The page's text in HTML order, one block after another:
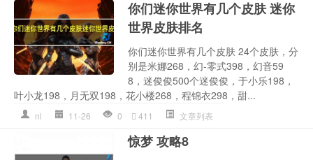
你们迷你世界有几个皮肤 迷你
世界皮肤排名
你们迷你世界有几个皮肤 24个皮肤，分
别是米娜268，幻-零式398，幻音59
8，迷俊俊500个迷俊俊，于小乐198，
叶小龙198，月无双198，花小楼268，程锦衣298，甜...
nl 11-26 0 411 文章列表
惊梦 攻略8